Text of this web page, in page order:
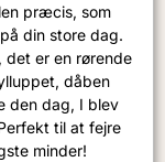
præcis, som
din store dag.
det er en rørende
dåben
den dag, I blev
til at fejre
minder!